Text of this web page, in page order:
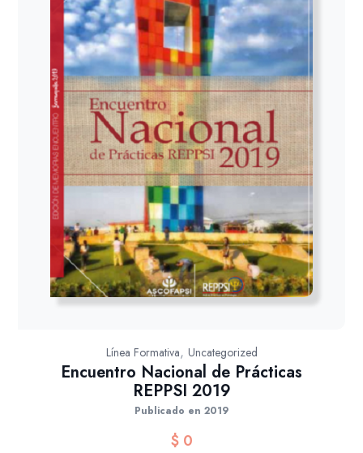
Línea Formativa, Uncategorized
Encuentro Nacional de Prácticas
REPPSI 2019
Publicado en 2019
$0